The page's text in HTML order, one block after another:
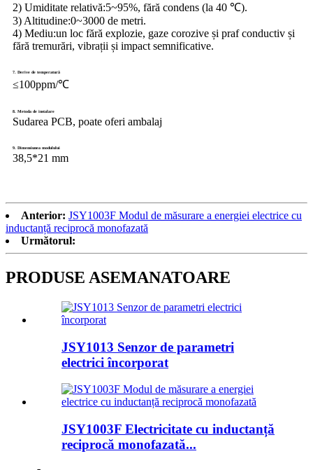
2) Umiditate relativă:5~95%, fără condens (la 40 ℃).
3) Altitudine:0~3000 de metri.
4) Mediu:un loc fără explozie, gaze corozive și praf conductiv și
fără tremurări, vibrații și impact semnificative.
7. Derive de temperatură
≤100ppm/℃
8. Metoda de instalare
Sudarea PCB, poate oferi ambalaj
9. Dimensiunea modulului
38,5*21 mm
Anterior: JSY1003F Modul de măsurare a energiei electrice cu
inductanță reciprocă monofazată
Următorul:
PRODUSE ASEMANATOARE
JSY1013 Senzor de parametri
electrici încorporat
JSY1003F Electricitate cu inductanță
reciprocă monofazată...